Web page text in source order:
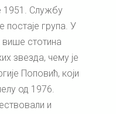
1951. Службу
постаје група. У
више стотина
звезда, чему је
Поповић, који
од 1976.
и